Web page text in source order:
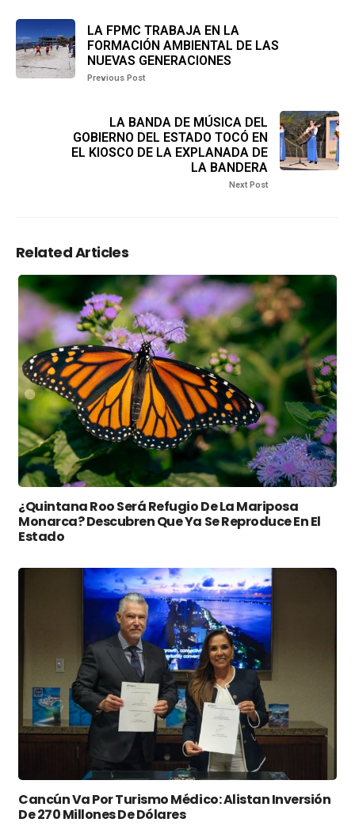
LA FPMC TRABAJA EN LA
FORMACIÓN AMBIENTAL DE LAS
NUEVAS GENERACIONES
Previous Post
LA BANDA DE MÚSICA DEL
GOBIERNO DEL ESTADO TOCÓ EN
EL KIOSCO DE LA EXPLANADA DE
LA BANDERA
Next Post
Related Articles
¿Quintana Roo Será Refugio De La Mariposa
Monarca? Descubren Que Ya Se Reproduce En El
Estado
Cancún Va Por Turismo Médico: Alistan Inversión
De 270 Millones De Dólares